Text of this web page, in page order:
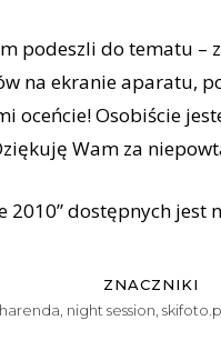
podeszli do tematu
na ekranie aparatu,
oceńcie! Osobiście
Wam za
2010” dostępnych jest
ZNACZNIKI
harenda night session